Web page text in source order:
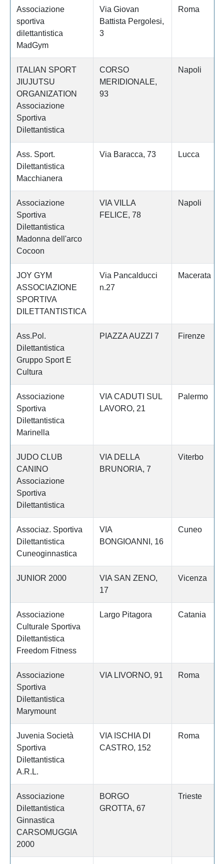
Associazione
sportiva
dilettantistica
MadGym
Via Giovan
Battista Pergolesi,
3
Roma
ITALIAN SPORT
JIUJUTSU
ORGANIZATION
Associazione
Sportiva
Dilettantistica
CORSO
MERIDIONALE,
93
Napoli
Ass. Sport.
Dilettantistica
Macchianera
Via Baracca, 73 Lucca
Associazione
Sportiva
Dilettantistica
Madonna dell'arco
Cocoon
VIA VILLA
FELICE, 78
Napoli
JOY GYM
ASSOCIAZIONE
SPORTIVA
DILETTANTISTICA
Via Pancalducci
n.27
Macerata
Ass.Pol.
Dilettantistica
Gruppo Sport E
Cultura
PIAZZA AUZZI 7 Firenze
Associazione
Sportiva
Dilettantistica
Marinella
VIA CADUTI SUL
LAVORO, 21
Palermo
JUDO CLUB
CANINO
Associazione
Sportiva
Dilettantistica
VIA DELLA
BRUNORIA, 7
Viterbo
Associaz. Sportiva
Dilettantistica
Cuneoginnastica
VIA
BONGIOANNI, 16
Cuneo
JUNIOR 2000
VIA SAN ZENO,
17
Vicenza
Associazione
Culturale Sportiva
Dilettantistica
Freedom Fitness
Largo Pitagora Catania
Associazione
Sportiva
Dilettantistica
Marymount
VIA LIVORNO, 91 Roma
Juvenia Società
Sportiva
Dilettantistica
A.R.L.
VIA ISCHIA DI
CASTRO, 152
Roma
Associazione
Dilettantistica
Ginnastica
CARSOMUGGIA
2000
BORGO
GROTTA, 67
Trieste